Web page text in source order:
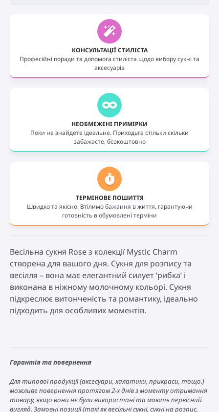
КОНСУЛЬТАЦІЇ СТИЛІСТА
Професійні поради та допомога стиліста щодо вибору сукні та
аксесуарів
НЕОБМЕЖЕНІ ПРИМІРКИ
Поки не знайдете ідеальне. Приходьте стільки скільки
забажаєте, безкоштовно
ТЕРМІНОВЕ ПОШИТТЯ
Швидко та якісно. Втілимо бажання в життя, гарантуючи
готовність в обумовлені терміни
Весільна сукня Rose з колекції Mystic Charm
створена для вашого дня. Сукня для розпису та
весілля – вона має елегантний силует ‘рибка’ і
виконана в ніжному молочному кольорі. Сукня
підкреслює витонченість та романтику, ідеально
підходить для особливих моментів.
Гарантія та повернення
Для типової продукції (аксесуари, халатики, прикраси, тощо.)
можливе повернення протягом 2-х днів з моменту отримання
товару, якщо вони не були використані та мають первісний
вигляд. Замовні позиції (такі як весільні сукні, сукні на розпис,